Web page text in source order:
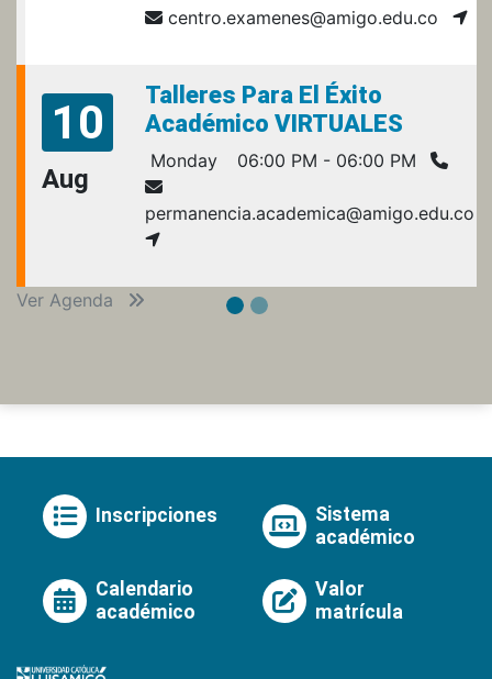
centro.examenes@amigo.edu.co
10
Aug
Talleres Para El Éxito
Académico VIRTUALES
Monday 06:00 PM - 06:00 PM
permanencia.academica@amigo.edu.co
Ver Agenda
Inscripciones
Sistema
académico
Calendario
académico
Valor
matrícula